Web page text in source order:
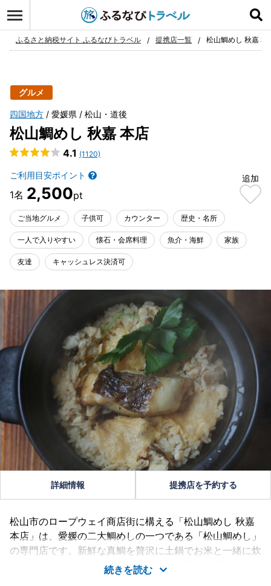
お気に入り
ふるさと納税サイト ふるなびトラベル 提携店一覧 松山鯛めし 秋嘉 本
グルメ
四国地方 愛媛県 松山・道後
松山鯛めし 秋嘉 本店
4.1 (1120)
ご利用目安ポイント
2,500
追加
ご当地グルメ 子供可 カウンター 歴史・名所
一人で入りやすい 懐石・会席料理 魚介・海鮮 家族
友達 キャッシュレス決済可
詳細情報 提携店を予約する
松山市のロープウェイ商店街に構える「松山鯛めし 秋嘉
本店」は、愛媛の二大鯛めしの一つである「松山鯛めし」
の専門店です。新鮮な真鯛を贅沢に土鍋でお米と一緒に炊
き上げる伝統的なスタイルを守り、鯛の旨味が凝縮された
奥深い味わいを提供しています。注文を受けてから一釜ず
続きを読む